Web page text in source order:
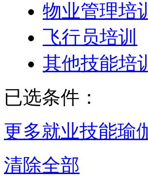
物业管理培
飞行员培训
其他技能培
已选条件：
更多就业技能瑜
清除全部